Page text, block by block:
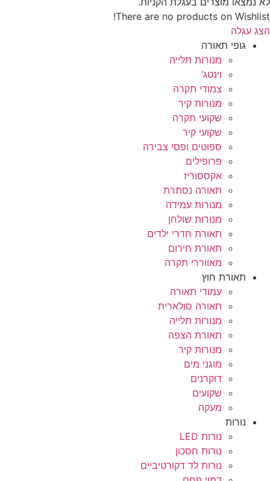
There are no products on Wishlist!
הצג עגלה
גופי תאורה
מנורות תלייה
וינטג’
צמודי תקרה
מנורות קיר
שקועי תקרה
שקועי קיר
ספוטים ופסי צבירה
פרופילים
אקססוריז
תאורה נסתרת
מנורות עמידה
מנורות שולחן
תאורת חדרי ילדים
תאורת חירום
מאווררי תקרה
תאורת חוץ
עמודי תאורה
תאורה סולארית
מנורות תלייה
תאורת הצפה
מנורות קיר
מוגני מים
דוקרנים
שקועים
מעקה
נורות
נורות LED
נורות חסכון
נורות לד דקורטיביים